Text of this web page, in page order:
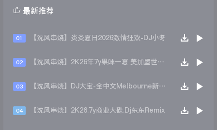
 最新推荐
01 【沈风串烧】炎炎夏日2026激情狂欢-DJ小冬
02 【沈风串烧】2K26年7y果味一夏 美加墨世界杯主题跳舞派对专辑 - Dj.阿帅
03 【沈风串烧】DJ大宝-全中文Melbourne新弹跳一飞冲天重低音上劲风暴MUSIC慢摇大碟
04 【沈风串烧】2K26.7y商业大碟.Dj东东Remix